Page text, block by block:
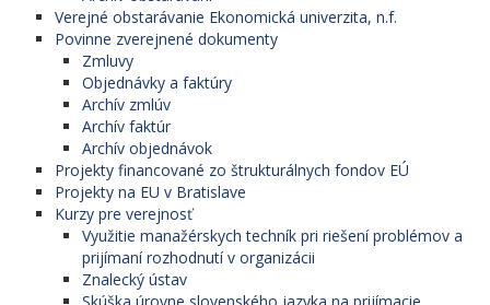
Verejné obstarávanie Ekonomická univerzita, n.f.
Povinne zverejnené dokumenty
Zmluvy
Objednávky a faktúry
Archív zmlúv
Archív faktúr
Archív objednávok
Projekty financované zo štrukturálnych fondov EÚ
Projekty na EU v Bratislave
Kurzy pre verejnosť
Využitie manažérskych techník pri riešení problémov a
prijímaní rozhodnutí v organizácii
Znalecký ústav